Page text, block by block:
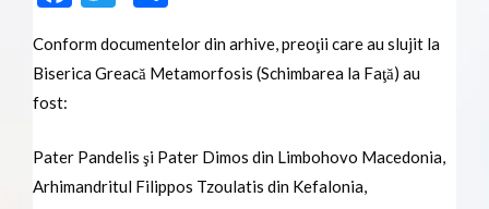
Conform documentelor din arhive, preoţii care au slujit la
Biserica Greacă Metamorfosis (Schimbarea la Faţă) au
fost:
Pater Pandelis şi Pater Dimos din Limbohovo Macedonia,
Arhimandritul Filippos Tzoulatis din Kefalonia,